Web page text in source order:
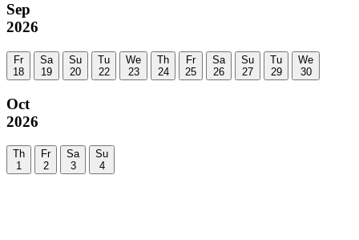
Sep
2026
Fr
18
Sa
19
Su
20
Tu
22
We
23
Th
24
Fr
25
Sa
26
Su
27
Tu
29
We
30
Oct
2026
Th
1
Fr
2
Sa
3
Su
4